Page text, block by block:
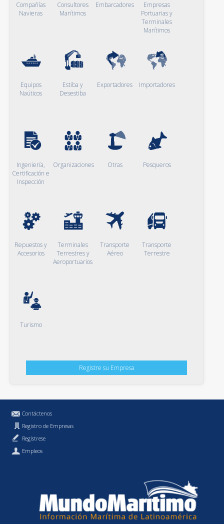
Compañías
Navieras
Consultores
Marítimos
Embarcadores
Empresas
Portuarias y
Terminales
Marítimos
Equipos
Naúticos
Estiba y
Desestiba
Exportadores Importadores
Ingeniería,
Certificación e
Inspección
Organizaciones Otras Pesqueros
Repuestos y
Accesorios
Terminales
Terrestres y
Aeroportuarios
Transporte
Aéreo
Transporte
Terrestre
Turismo
Registre su Empresa
Contáctenos
Registro de Empresas
Regístrese
Empleos